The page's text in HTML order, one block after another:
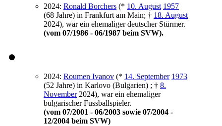
2024: Ronald Borchers (* 10. August 1957
(68 Jahre) in Frankfurt am Main; † 18. August
2024), war ein ehemaliger deutscher Stürmer.
(vom 07/1986 - 06/1987 beim SVW).
2024: Roumen Ivanov (* 14. September 1973
(52 Jahre) in Karlovo (Bulgarien) ; † 8.
November 2024), war ein ehemaliger
bulgarischer Fussballspieler.
(vom 07/2001 - 06/2003 sowie 07/2004 -
12/2004 beim SVW)